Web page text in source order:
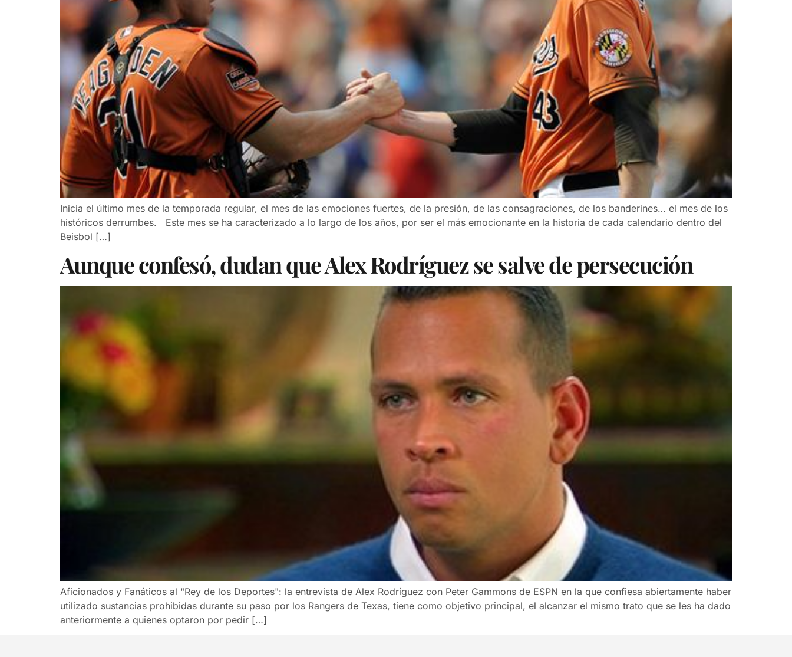
Inicia el último mes de la temporada regular, el mes de las emociones fuertes, de la presión, de las consagraciones, de los banderines… el mes de los
históricos derrumbes. Este mes se ha caracterizado a lo largo de los años, por ser el más emocionante en la historia de cada calendario dentro del
Beisbol […]
Aunque confesó, dudan que Alex Rodríguez se salve de persecución
Aficionados y Fanáticos al "Rey de los Deportes": la entrevista de Alex Rodríguez con Peter Gammons de ESPN en la que confiesa abiertamente haber
utilizado sustancias prohibidas durante su paso por los Rangers de Texas, tiene como objetivo principal, el alcanzar el mismo trato que se les ha dado
anteriormente a quienes optaron por pedir […]